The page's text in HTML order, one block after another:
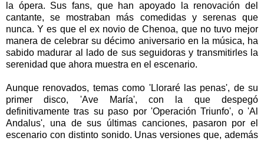
la ópera. Sus fans, que han apoyado la renovación del
cantante, se mostraban más comedidas y serenas que
nunca. Y es que el ex novio de Chenoa, que no tuvo mejor
manera de celebrar su décimo aniversario en la música, ha
sabido madurar al lado de sus seguidoras y transmitirles la
serenidad que ahora muestra en el escenario.
Aunque renovados, temas como 'Lloraré las penas', de su
primer disco, 'Ave María', con la que despegó
definitivamente tras su paso por 'Operación Triunfo', o 'Al
Andalus', una de sus últimas canciones, pasaron por el
escenario con distinto sonido. Unas versiones que, además